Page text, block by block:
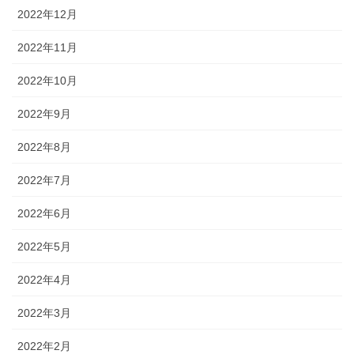
2022年12月
2022年11月
2022年10月
2022年9月
2022年8月
2022年7月
2022年6月
2022年5月
2022年4月
2022年3月
2022年2月